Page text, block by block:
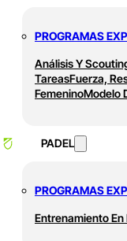
PROGRAMAS
Análisis Y
TareasFuerza,
FemeninoModelo
PADEL
PROGRAMAS
Entrenamiento En